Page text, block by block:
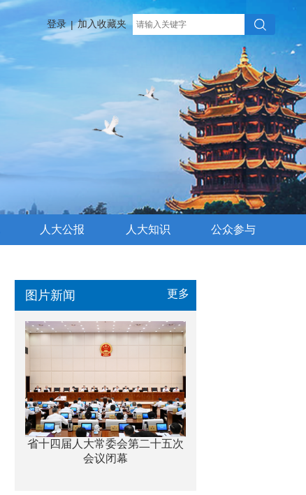
登录 | 加入收藏夹
人大公报 人大知识 公众参与
图片新闻 更多
省十四届人大常委会第二十五次
会议闭幕